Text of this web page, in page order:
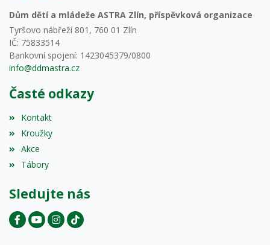
Dům dětí a mládeže ASTRA Zlín, příspěvková organizace
Tyršovo nábřeží 801, 760 01 Zlín
IČ: 75833514
Bankovní spojení: 1423045379/0800
info@ddmastra.cz
Časté odkazy
Kontakt
Kroužky
Akce
Tábory
Sledujte nás